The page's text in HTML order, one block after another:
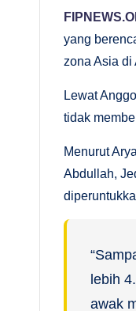
is
is
al
yang
zona Asia di
Lewat
tidak
Menurut
Abdullah,
lebih
awak